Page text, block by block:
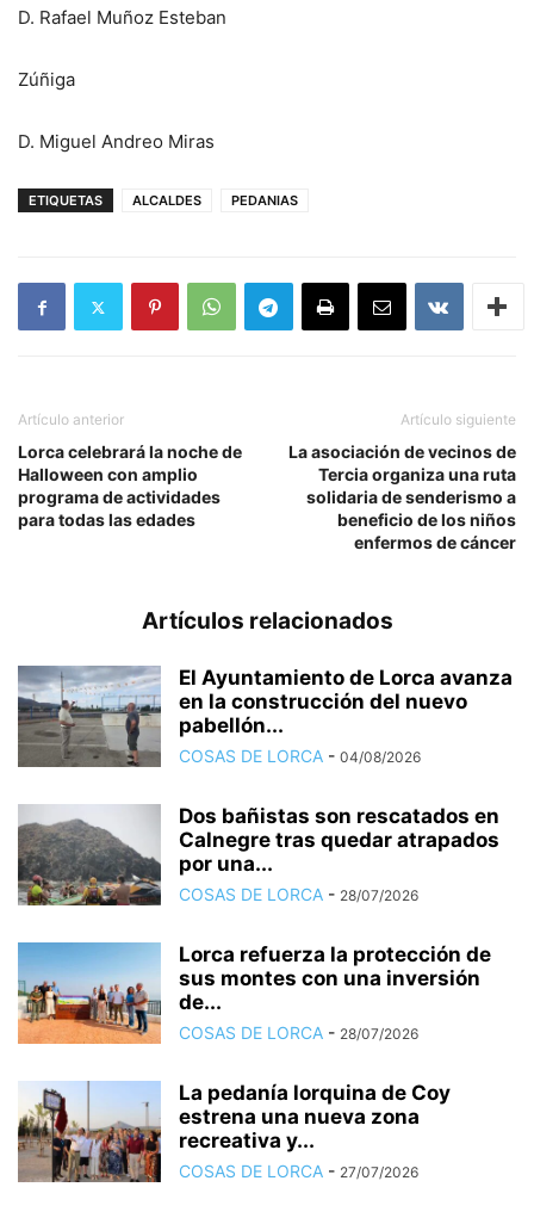
D. Rafael Muñoz Esteban
Zúñiga
D. Miguel Andreo Miras
ETIQUETAS ALCALDES PEDANIAS
Artículo anterior
Lorca celebrará la noche de
Halloween con amplio
programa de actividades
para todas las edades
Artículo siguiente
La asociación de vecinos de
Tercia organiza una ruta
solidaria de senderismo a
beneficio de los niños
enfermos de cáncer
Artículos relacionados
El Ayuntamiento de Lorca avanza
en la construcción del nuevo
pabellón...
COSAS DE LORCA - 04/08/2026
Dos bañistas son rescatados en
Calnegre tras quedar atrapados
por una...
COSAS DE LORCA - 28/07/2026
Lorca refuerza la protección de
sus montes con una inversión
de...
COSAS DE LORCA - 28/07/2026
La pedanía lorquina de Coy
estrena una nueva zona
recreativa y...
COSAS DE LORCA - 27/07/2026